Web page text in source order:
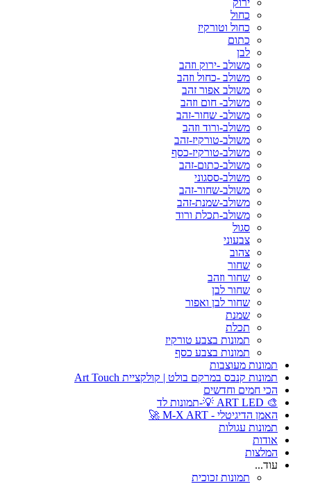
כחול
כחול וטורקיז
כתום
לבן
משולב -ירוק וזהב
משולב -כחול וזהב
משולב אפור זהב
משולב- חום וזהב
משולב- שחור-זהב
משולב-ורוד וזהב
משולב-טורקיז-זהב
משולב-טורקיז-כסף
משולב-כתום-זהב
משולב-ססגוני
משולב-שחור-זהב
משולב-שמנת-זהב
משולב-תכלת ורוד
סגול
צבעוני
צהוב
שחור
שחור וזהב
שחור לבן
שחור לבן ואפור
שמנת
תכלת
תמונות בצבע טורקיז
תמונות בצבע כסף
תמונות מעוצבות
תמונות קנבס במרקם בולט | קולקציית Art Touch
הכי חמים וחדשים
🎨 ART LED 💡-תמונות לד
האמן הדיגיטלי - M-X ART 🚀
תמונות עגולות
אודות
המלצות
עוד...
תמונות זכוכית